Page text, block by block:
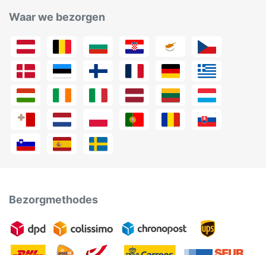
Waar we bezorgen
Bezorgmethodes